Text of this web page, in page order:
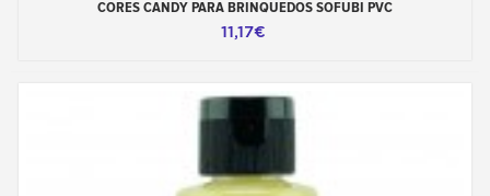
CORES CANDY PARA BRINQUEDOS SOFUBI PVC
11,17€